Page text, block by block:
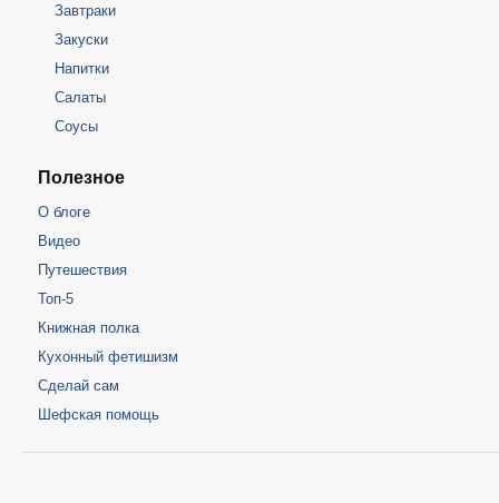
Завтраки
Закуски
Напитки
Салаты
Соусы
Полезное
О блоге
Видео
Путешествия
Топ-5
Книжная полка
Кухонный фетишизм
Сделай сам
Шефская помощь